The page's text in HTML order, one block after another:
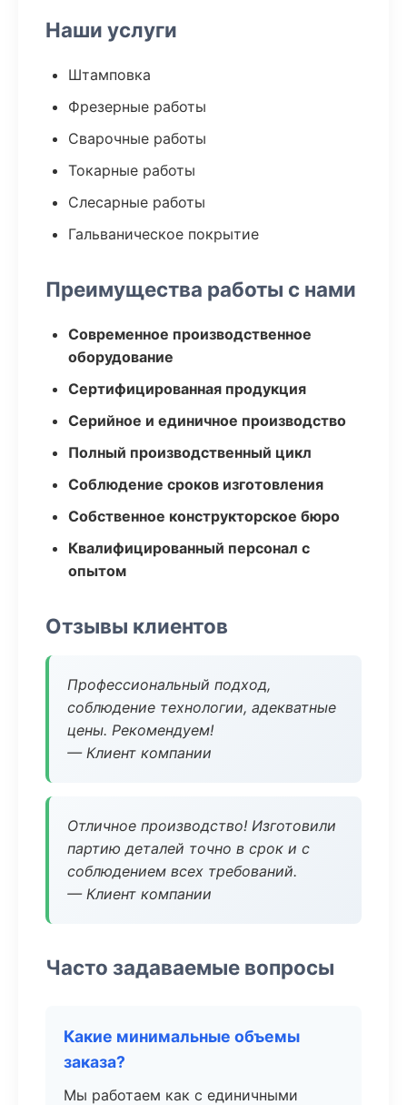
Наши услуги
Штамповка
Фрезерные работы
Сварочные работы
Токарные работы
Слесарные работы
Гальваническое покрытие
Преимущества работы с нами
Современное производственное
оборудование
Сертифицированная продукция
Серийное и единичное производство
Полный производственный цикл
Соблюдение сроков изготовления
Собственное конструкторское бюро
Квалифицированный персонал с
опытом
Отзывы клиентов
Профессиональный подход,
соблюдение технологии, адекватные
цены. Рекомендуем!
— Клиент компании
Отличное производство! Изготовили
партию деталей точно в срок и с
соблюдением всех требований.
— Клиент компании
Часто задаваемые вопросы
Какие минимальные объемы
заказа?
Мы работаем как с единичными